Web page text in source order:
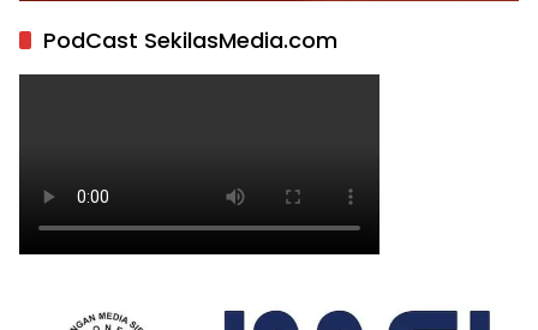
PodCast SekilasMedia.com